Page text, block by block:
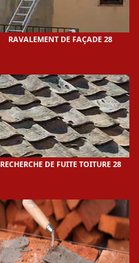
RAVALEMENT DE FAÇADE 28
RECHERCHE DE FUITE TOITURE 28